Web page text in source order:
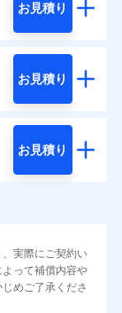
お見積り
お見積り
お見積り
実際にご契約い
って補償内容や
めご了承くださ